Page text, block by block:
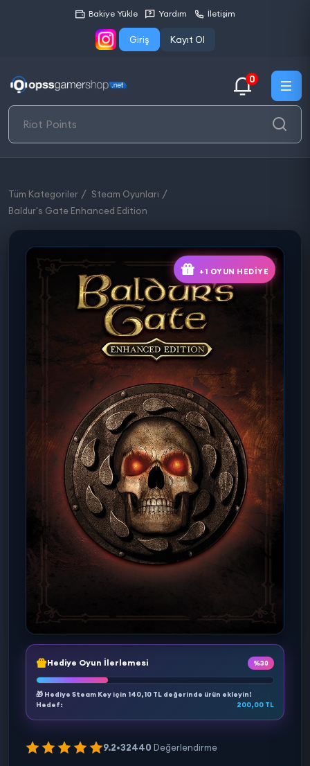
Bakiye Yükle Yardım İletişim
Giriş Kayıt Ol
0
Tüm Kategoriler
Steam Oyunları
Baldur's Gate Enhanced Edition
+1 OYUN HEDIYE
Hediye Oyun İlerlemesi %30
🎁 Hediye Steam Key için 140,10 TL değerinde ürün ekleyin!
Hedef:
200,00 TL
9.2•32440 Değerlendirme